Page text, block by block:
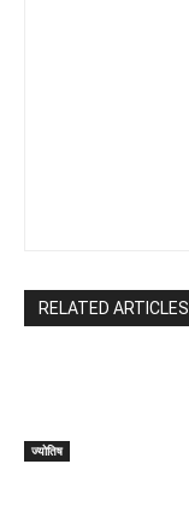
RELATED ARTICLES
ज्योतिष